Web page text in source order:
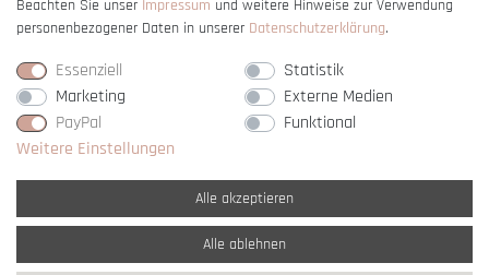
Beachten Sie unser Impressum und weitere Hinweise zur Verwendung
personenbezogener Daten in unserer Daten­schutz­erklärung.
Essenziell
Statistik
Marketing
Externe Medien
PayPal
Funktional
Weitere Einstellungen
Alle akzeptieren
Alle ablehnen